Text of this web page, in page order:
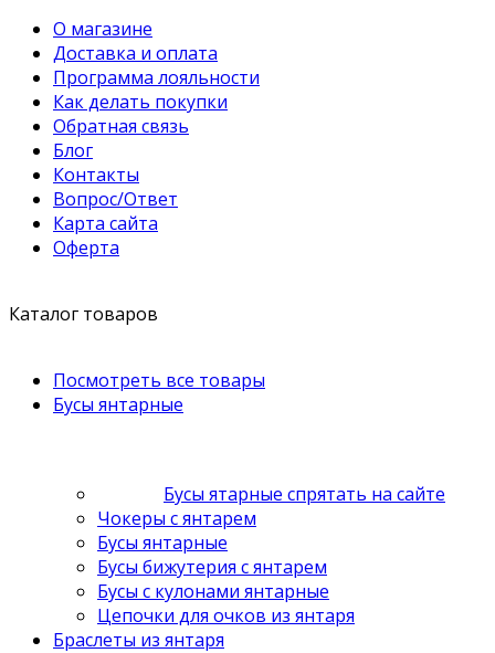
О магазине
Доставка и оплата
Программа лояльности
Как делать покупки
Обратная связь
Блог
Контакты
Вопрос/Ответ
Карта сайта
Оферта
Каталог товаров
Посмотреть все товары
Бусы янтарные
Бусы ятарные спрятать на сайте
Чокеры с янтарем
Бусы янтарные
Бусы бижутерия с янтарем
Бусы с кулонами янтарные
Цепочки для очков из янтаря
Браслеты из янтаря